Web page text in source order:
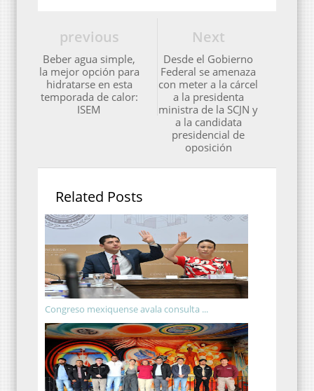
Next
Desde el Gobierno
Federal se amenaza
con meter a la cárcel
a la presidenta
ministra de la SCJN y
a la candidata
presidencial de
oposición
previous
Beber agua simple,
la mejor opción para
hidratarse en esta
temporada de calor:
ISEM
Related Posts
Congreso mexiquense avala consulta ...